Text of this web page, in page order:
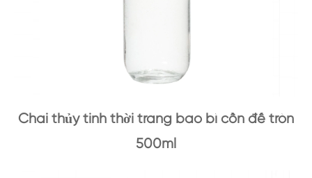
Chai thủy tinh thời trang bao bì cồn đế tròn
500ml